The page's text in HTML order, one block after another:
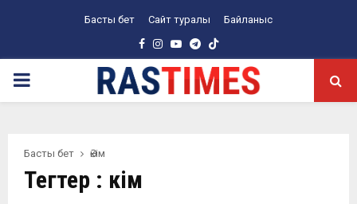
Басты бет Сайт туралы Байланыс
Facebook
Instagram
YoutubeTelegram
PRIMARY
Басты бет Әкім
Тегтер : Әкім